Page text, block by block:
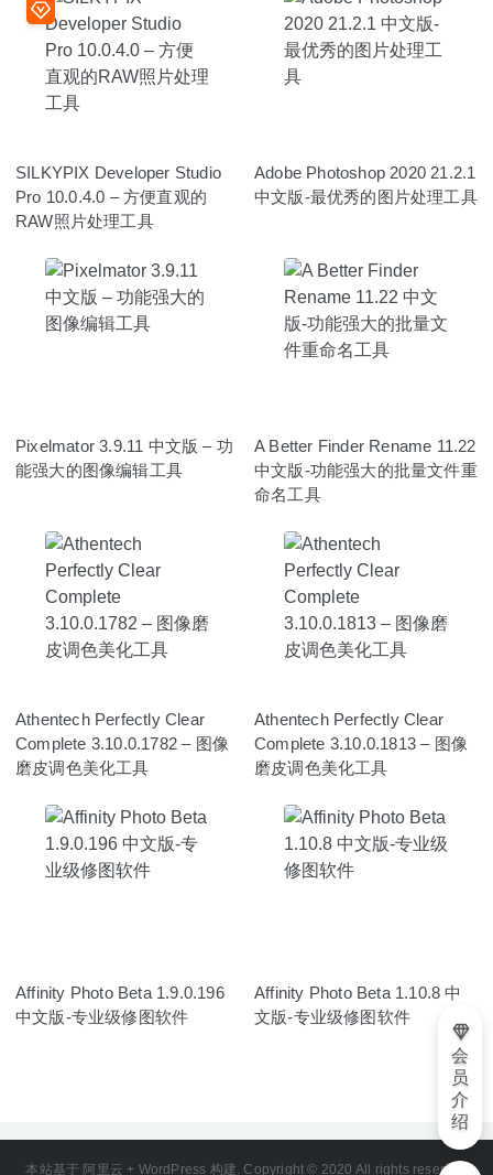
SILKYPIX Developer Studio
Pro 10.0.4.0 – 方便直观的
RAW照片处理工具
Adobe Photoshop 2020 21.2.1
中文版-最优秀的图片处理工具
Pixelmator 3.9.11 中文版 – 功
能强大的图像编辑工具
A Better Finder Rename 11.22
中文版-功能强大的批量文件重
命名工具
Athentech Perfectly Clear
Complete 3.10.0.1782 – 图像
磨皮调色美化工具
Athentech Perfectly Clear
Complete 3.10.0.1813 – 图像
磨皮调色美化工具
Affinity Photo Beta 1.9.0.196
中文版-专业级修图软件
Affinity Photo Beta 1.10.8 中
文版-专业级修图软件
本站基于 阿里云 + WordPress 构建. Copyright © 2020 All rights reserved
会
员
介
绍